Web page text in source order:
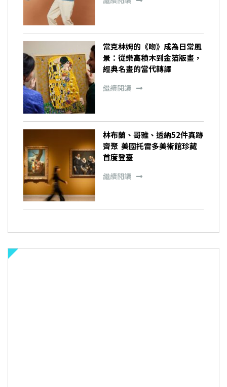
當克林姆的《吻》成為日常風
景：從樂高積木到金箔版畫，
經典名畫的當代轉譯
繼續閱讀
林布蘭、哥雅、透納52件真跡
齊聚 美國托雷多美術館珍藏
首度登臺
繼續閱讀